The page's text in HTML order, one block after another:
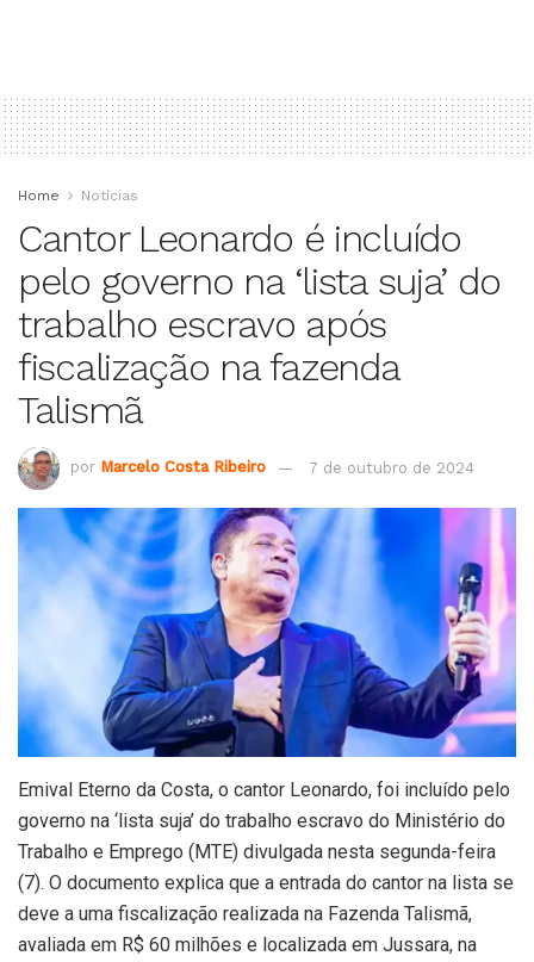
Home Notícias
Cantor Leonardo é incluído
pelo governo na ‘lista suja’ do
trabalho escravo após
fiscalização na fazenda
Talismã
por Marcelo Costa Ribeiro 7 de outubro de 2024
Emival Eterno da Costa, o cantor Leonardo, foi incluído pelo
governo na ‘lista suja’ do trabalho escravo do Ministério do
Trabalho e Emprego (MTE) divulgada nesta segunda-feira
(7). O documento explica que a entrada do cantor na lista se
deve a uma fiscalização realizada na Fazenda Talismã,
avaliada em R$ 60 milhões e localizada em Jussara, na